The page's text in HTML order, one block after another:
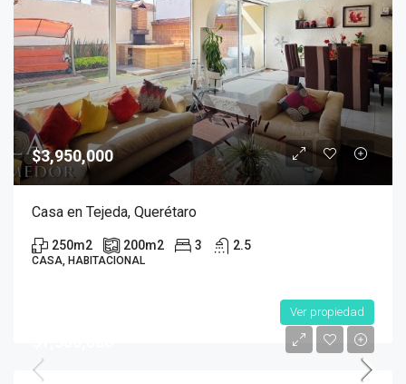
$3,950,000
Casa en Tejeda, Querétaro
250m2 200m2 3 2.5
CASA, HABITACIONAL
Ver propiedad